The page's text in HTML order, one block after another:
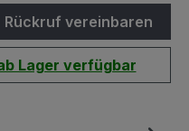
Rückruf vereinbaren
Lager verfügbar